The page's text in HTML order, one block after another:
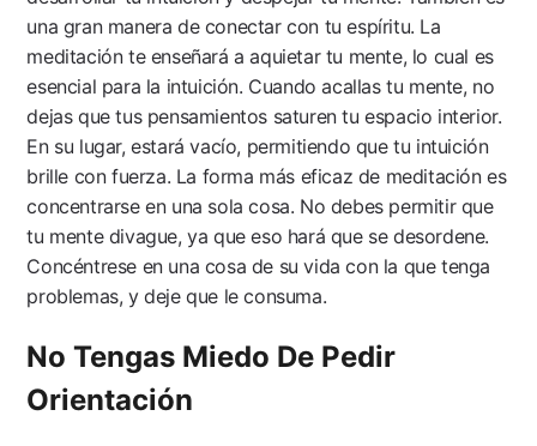
una gran manera de conectar con tu espíritu. La
meditación te enseñará a aquietar tu mente, lo cual es
esencial para la intuición. Cuando acallas tu mente, no
dejas que tus pensamientos saturen tu espacio interior.
En su lugar, estará vacío, permitiendo que tu intuición
brille con fuerza. La forma más eficaz de meditación es
concentrarse en una sola cosa. No debes permitir que
tu mente divague, ya que eso hará que se desordene.
Concéntrese en una cosa de su vida con la que tenga
problemas, y deje que le consuma.
No Tengas Miedo De Pedir
Orientación